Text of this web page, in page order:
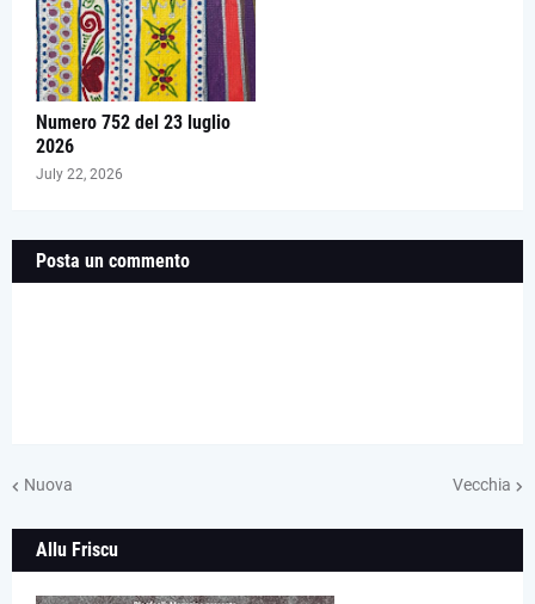
Numero 752 del 23 luglio
2026
July 22, 2026
Posta un commento
Nuova Vecchia
Allu Friscu